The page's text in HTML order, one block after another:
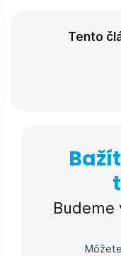
Tento